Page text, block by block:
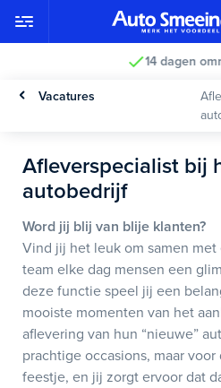
14 dagen
Vacatures
Afleverspecialist bij
autobedrijf
Word jij blij van blije klanten?
Vind jij het leuk om samen
team elke dag mensen een
deze functie speel jij een
mooiste momenten van het
aflevering van hun “nieuwe”
prachtige occasions, maar
feestje, en jij zorgt ervoor dat